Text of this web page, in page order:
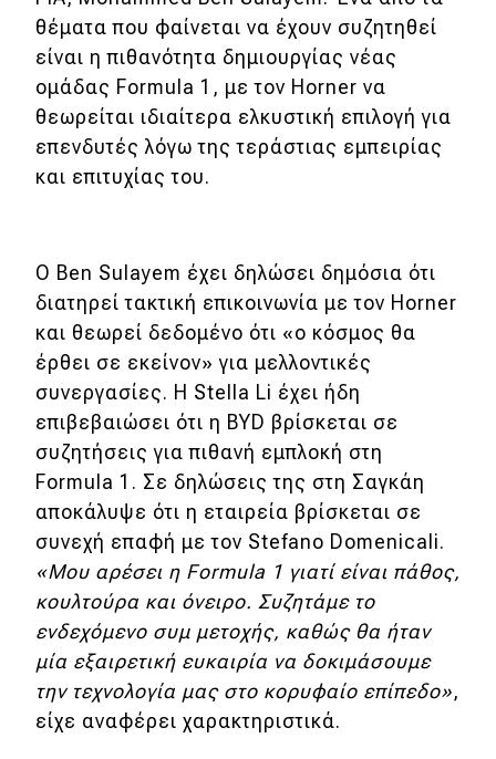
θέματα που φαίνεται να έχουν συζητηθεί
είναι η πιθανότητα δημιουργίας νέας
ομάδας Formula 1, με τον Horner να
θεωρείται ιδιαίτερα ελκυστική επιλογή για
επενδυτές λόγω της τεράστιας εμπειρίας
και επιτυχίας του.
Ο Ben Sulayem έχει δηλώσει δημόσια ότι
διατηρεί τακτική επικοινωνία με τον Horner
και θεωρεί δεδομένο ότι «ο κόσμος θα
έρθει σε εκείνον» για μελλοντικές
συνεργασίες. Η Stella Li έχει ήδη
επιβεβαιώσει ότι η BYD βρίσκεται σε
συζητήσεις για πιθανή εμπλοκή στη
Formula 1. Σε δηλώσεις της στη Σαγκάη
αποκάλυψε ότι η εταιρεία βρίσκεται σε
συνεχή επαφή με τον Stefano Domenicali.
«Μου αρέσει η Formula 1 γιατί είναι πάθος,
κουλτούρα και όνειρο. Συζητάμε το
ενδεχόμενο συμ μετοχής, καθώς θα ήταν
μία εξαιρετική ευκαιρία να δοκιμάσουμε
την τεχνολογία μας στο κορυφαίο επίπεδο»,
είχε αναφέρει χαρακτηριστικά.